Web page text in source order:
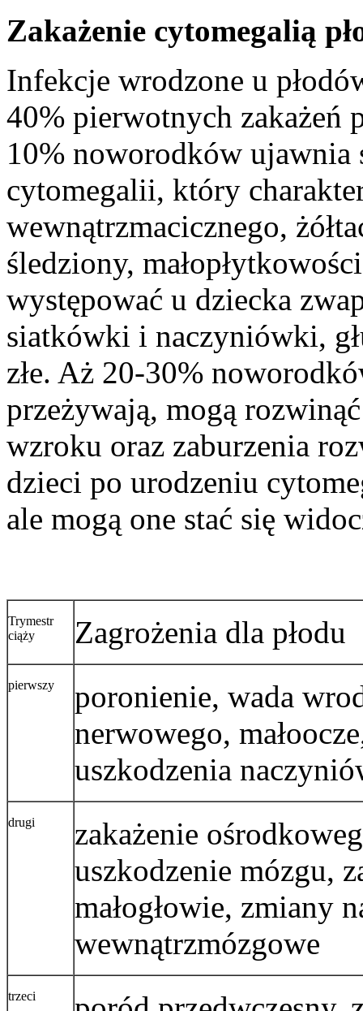
Zakażenie cytomegalią
Infekcje wrodzone u
40% pierwotnych zakażeń
10% noworodków ujawnia
cytomegalii, który
wewnątrzmacicznego,
śledziony,
występować u dziecka
siatkówki i naczyniówki,
złe. Aż 20-30%
przeżywają, mogą
wzroku oraz zaburzenia
dzieci po urodzeniu
ale mogą one stać się
Trymestr
ciąży
Zagrożenia dla płodu
pierwszy
poronienie, wada
nerwowego,
uszkodzenia
drugi
zakażenie
uszkodzenie mózgu,
małogłowie, zmiany
wewnątrzmózgowe
trzeci